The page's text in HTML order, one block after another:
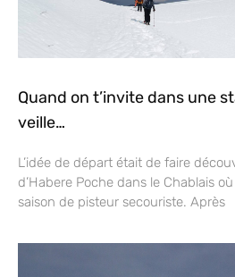
Quand on t’invite dans une
veille…
L’idée de départ était de faire
d’Habere Poche dans le Chablais
saison de pisteur secouriste. Après